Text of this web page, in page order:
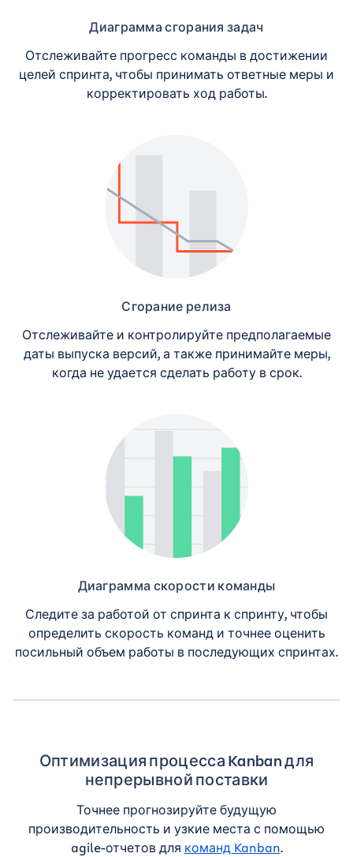
Диаграмма сгорания задач
Отслеживайте прогресс команды в достижении
целей спринта, чтобы принимать ответные меры и
корректировать ход работы.
Сгорание релиза
Отслеживайте и контролируйте предполагаемые
даты выпуска версий, а также принимайте меры,
когда не удается сделать работу в срок.
Диаграмма скорости команды
Следите за работой от спринта к спринту, чтобы
определить скорость команд и точнее оценить
посильный объем работы в последующих спринтах.
Оптимизация процесса Kanban для
непрерывной поставки
Точнее прогнозируйте будущую
производительность и узкие места с помощью
agile-отчетов для команд Kanban.